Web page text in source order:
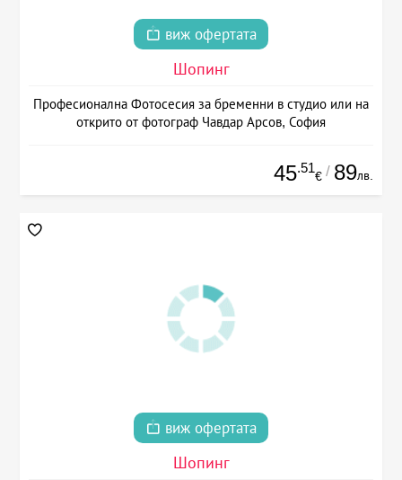
виж офертата
Шопинг
Професионална Фотосесия за бременни в студио или на
открито от фотограф Чавдар Арсов, София
45.51
€ / 89лв.
виж офертата
Шопинг